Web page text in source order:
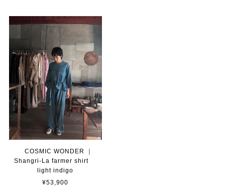
COSMIC WONDER ｜
Shangri-La farmer shirt
light indigo
¥53,900